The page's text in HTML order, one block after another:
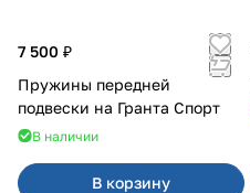
7 500 ₽
Пружины передней
подвески на Гранта Спорт
В наличии
В корзину